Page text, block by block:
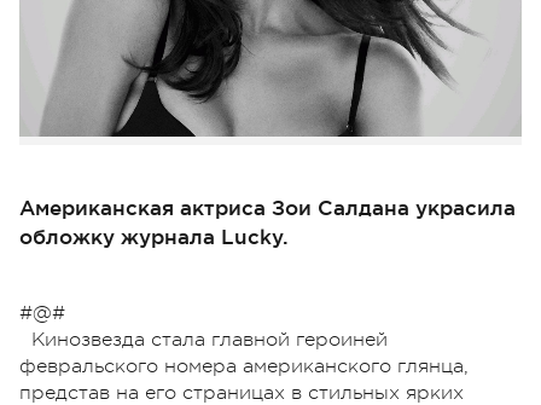
Американская актриса Зои Салдана украсила
обложку журнала Lucky.
#@#
Кинозвезда стала главной героиней
февральского номера американского глянца,
представ на его страницах в стильных ярких